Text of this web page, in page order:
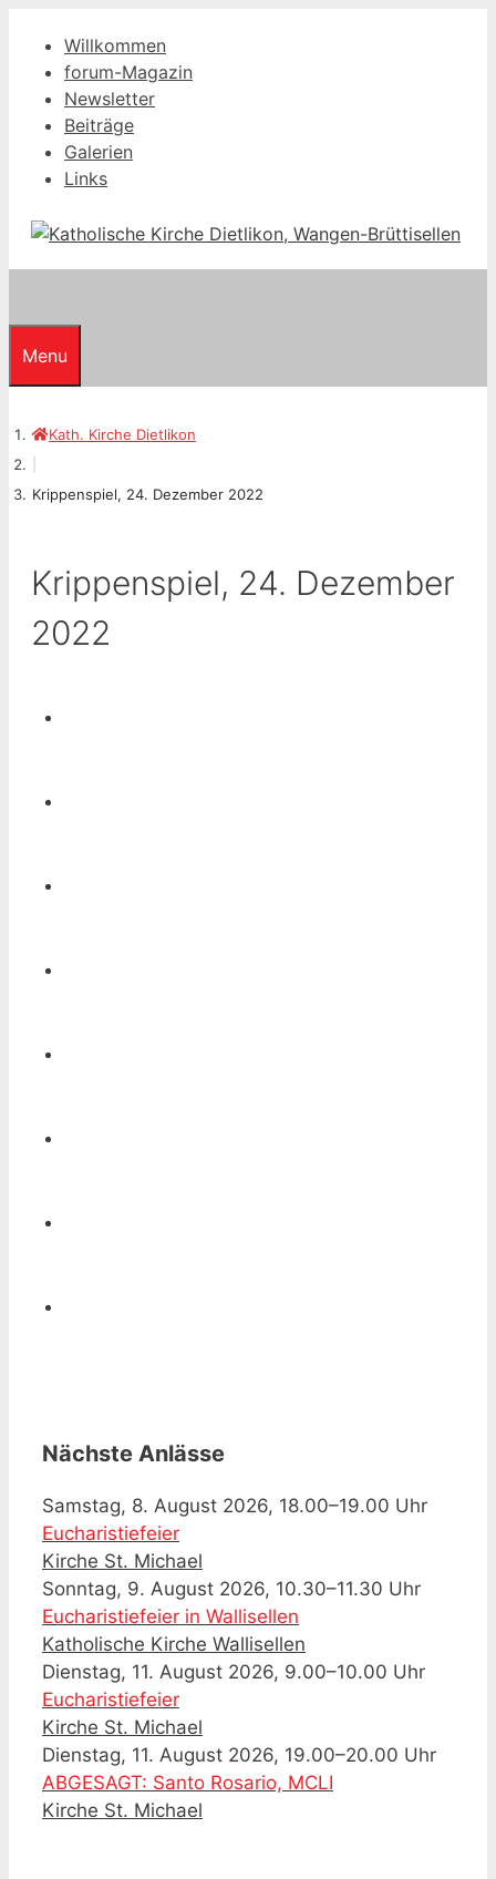
Inhalt
Willkommen
forum-Magazin
Newsletter
Beiträge
Galerien
Links
Menu
Kath. Kirche Dietlikon
Krippenspiel, 24. Dezember 2022
Krippenspiel, 24. Dezember
2022
Nächste Anlässe
Samstag, 8. August 2026, 18.00–19.00 Uhr
Eucharistiefeier
Kirche St. Michael
Sonntag, 9. August 2026, 10.30–11.30 Uhr
Eucharistiefeier in Wallisellen
Katholische Kirche Wallisellen
Dienstag, 11. August 2026, 9.00–10.00 Uhr
Eucharistiefeier
Kirche St. Michael
Dienstag, 11. August 2026, 19.00–20.00 Uhr
ABGESAGT: Santo Rosario, MCLI
Kirche St. Michael